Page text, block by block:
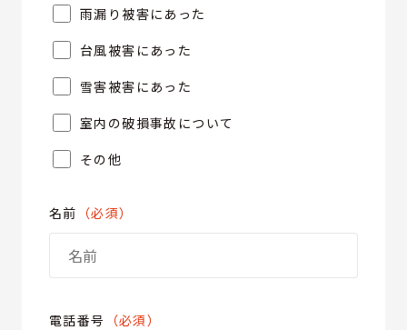
雨漏り被害にあった
台風被害にあった
雪害被害にあった
室内の破損事故について
その他
名前 （必須）
電話番号 （必須）